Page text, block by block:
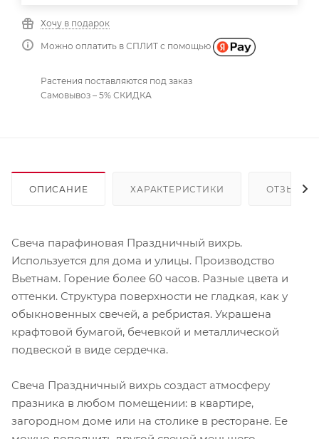
Хочу в подарок
Можно оплатить в СПЛИТ с помощью
Растения поставляются под заказ
Самовывоз – 5% СКИДКА
ОПИСАНИЕ ХАРАКТЕРИСТИКИ ОТЗЫВЫ
Свеча парафиновая Праздничный вихрь.
Используется для дома и улицы. Производство
Вьетнам. Горение более 60 часов. Разные цвета и
оттенки. Структура поверхности не гладкая, как у
обыкновенных свечей, а ребристая. Украшена
крафтовой бумагой, бечевкой и металлической
подвеской в виде сердечка.
Свеча Праздничный вихрь создаст атмосферу
празника в любом помещении: в квартире,
загородном доме или на столике в ресторане. Ее